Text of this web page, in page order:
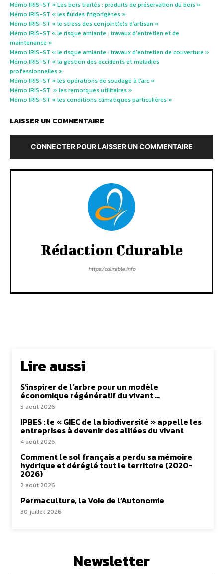
Mémo IRIS-ST « Les bois traités : produits de préservation du bois »
Mémo IRIS-ST « les fluides frigorigènes »
Mémo IRIS-ST « le stress des conjoint(e)s d’artisan »
Mémo IRIS-ST « le risque amiante : travaux d’entretien et de
maintenance »
Mémo IRIS-ST « le risque amiante : travaux d’entretien de couverture »
Mémo IRIS-ST « la gestion des accidents et maladies
professionnelles »
Mémo IRIS-ST « les opérations de soudage à l’arc »
Mémo IRIS-ST » les remorques utilitaires »
Mémo IRIS-ST « les conditions climatiques particulières »
LAISSER UN COMMENTAIRE
CONNECTER POUR LAISSER UN COMMENTAIRE
Rédaction Cdurable
https:/cdurable.info
Lire aussi
S’inspirer de l’arbre pour un modèle
économique régénératif du vivant …
5 août 2026
IPBES : le « GIEC de la biodiversité » appelle les
entreprises à devenir des alliées du vivant
4 août 2026
Comment le sol français a perdu sa mémoire
hydrique et déréglé tout le territoire (2020-
2026)
2 août 2026
Permaculture, la Voie de l’Autonomie
30 juillet 2026
Newsletter